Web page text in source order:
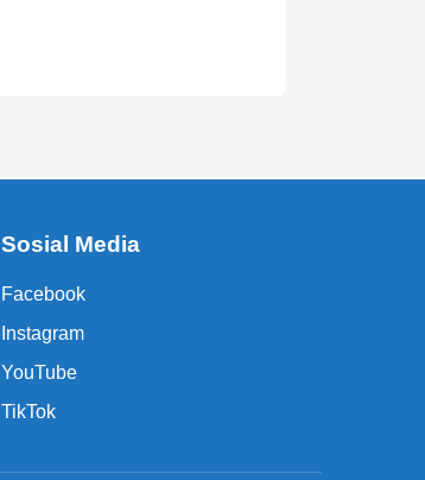
Sosial Media
Facebook
Instagram
YouTube
TikTok